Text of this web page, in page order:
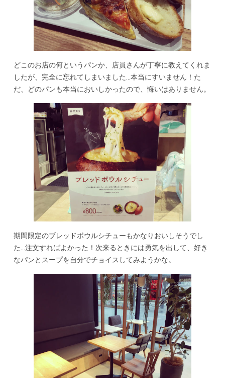
どこのお店の何というパンか、店員さんが丁寧に教えてくれま
したが、完全に忘れてしまいました…本当にすいません！た
だ、どのパンも本当においしかったので、悔いはありません。
期間限定のブレッドボウルシチューもかなりおいしそうでし
た…注文すればよかった！次来るときには勇気を出して、好き
なパンとスープを自分でチョイスしてみようかな。